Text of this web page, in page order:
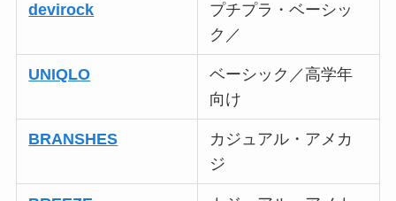
devirock
プチプラ・ベーシッ
ク／
UNIQLO
ベーシック／高学年
向け
BRANSHES
カジュアル・アメカ
ジ